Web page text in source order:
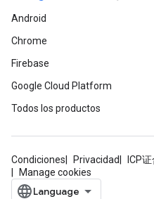
Android
Chrome
Firebase
Google Cloud Platform
Todos los productos
Condiciones Privacidad
ICP
Manage cookies